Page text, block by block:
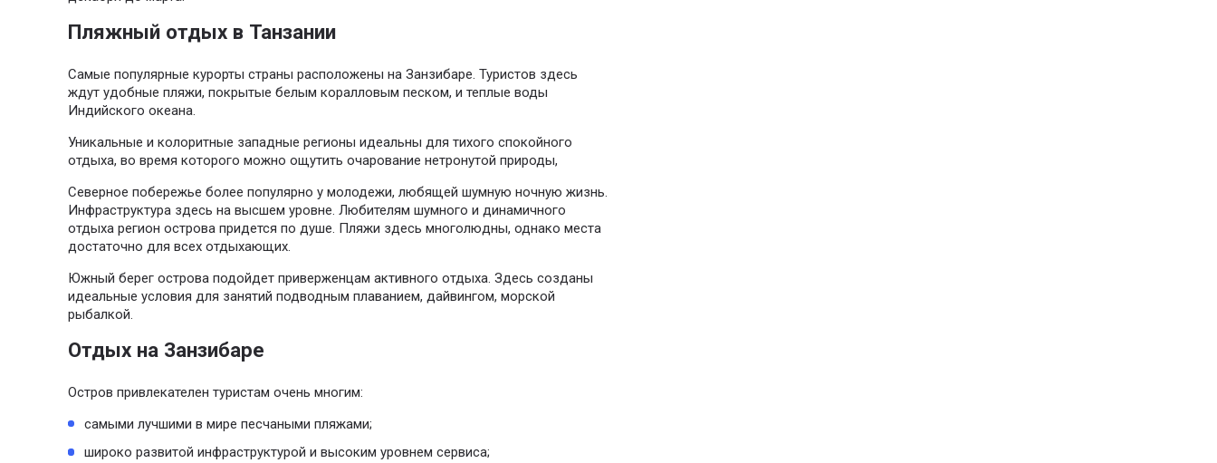
Пляжный отдых в Танзании
Самые популярные курорты страны расположены на Занзибаре. Туристов здесь
ждут удобные пляжи, покрытые белым коралловым песком, и теплые воды
Индийского океана.
Уникальные и колоритные западные регионы идеальны для тихого спокойного
отдыха, во время которого можно ощутить очарование нетронутой природы,
Северное побережье более популярно у молодежи, любящей шумную ночную жизнь.
Инфраструктура здесь на высшем уровне. Любителям шумного и динамичного
отдыха регион острова придется по душе. Пляжи здесь многолюдны, однако места
достаточно для всех отдыхающих.
Южный берег острова подойдет приверженцам активного отдыха. Здесь созданы
идеальные условия для занятий подводным плаванием, дайвингом, морской
рыбалкой.
Отдых на Занзибаре
Остров привлекателен туристам очень многим:
самыми лучшими в мире песчаными пляжами;
широко развитой инфраструктурой и высоким уровнем сервиса;